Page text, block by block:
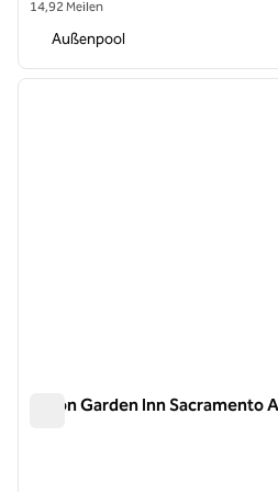
14,92 Meilen
Außenpool
1 von 11
Hilton Garden Inn Sacramento